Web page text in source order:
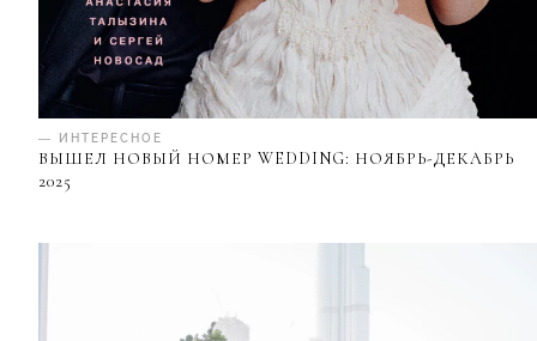
— ИНТЕРЕСНОЕ
ВЫШЕЛ НОВЫЙ НОМЕР WEDDING: НОЯБРЬ-ДЕКАБРЬ
2025